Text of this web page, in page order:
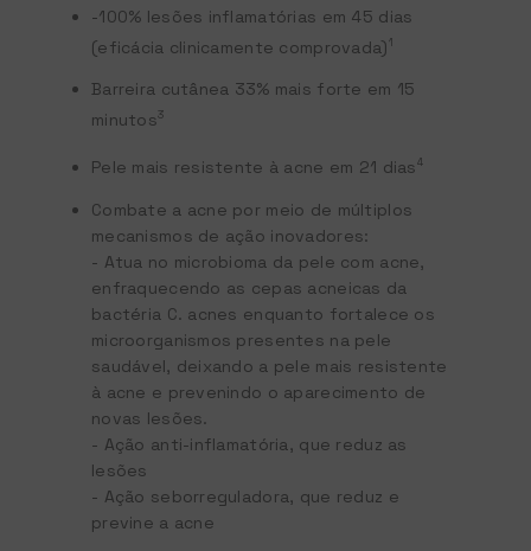
-100% lesões inflamatórias em 45 dias
(eficácia clinicamente comprovada)1
Barreira cutânea 33% mais forte em 15
minutos3
Pele mais resistente à acne em 21 dias4
Combate a acne por meio de múltiplos
mecanismos de ação inovadores:
- Atua no microbioma da pele com acne,
enfraquecendo as cepas acneicas da
bactéria C. acnes enquanto fortalece os
microorganismos presentes na pele
saudável, deixando a pele mais resistente
à acne e prevenindo o aparecimento de
novas lesões.
- Ação anti-inflamatória, que reduz as
lesões
- Ação seborreguladora, que reduz e
previne a acne